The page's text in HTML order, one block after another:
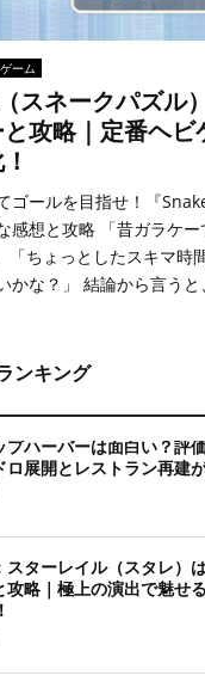
ーム
スネークパズル
攻略｜定番ヘビ
ゴールを目指せ！『
感想と攻略 「昔ガラケ
ちょっとしたスキマ時
かな？」 結論から言うと
ンキング
プハーバーは面白い？評
ロ展開とレストラン再建
スターレイル（スタレ）
攻略｜極上の演出で魅せ